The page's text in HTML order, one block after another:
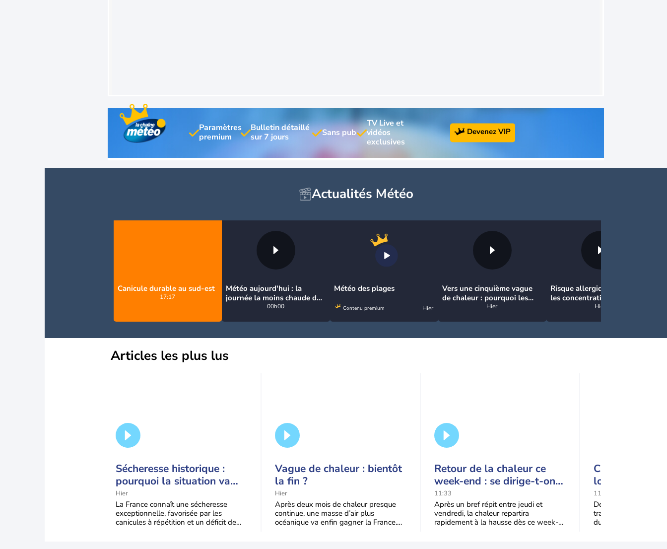
Paramètres
Bulletin détaillé
TV Live et
vidéos
Devenez VIP
Actualités Météo
Canicule durable au sud-est
17:17
Météo aujourd'hui : la
journée la moins chaude de
la semaine, excepté près de
00h00
Météo des plages
Contenu premium Hier
Vers une cinquième vague
de chaleur : pourquoi les
fortes chaleurs vont
Hier
Risque allergique ce jeudi :
les concentrations
polliniques restent élevées
Hier
Articles les plus lus
Sécheresse historique :
pourquoi la situation va
encore s'aggraver jusqu'à
la mi-août
Hier
La France connaît une sécheresse
exceptionnelle, favorisée par les
canicules à répétition et un déficit de
Vague de chaleur : bientôt
la fin ?
Hier
Après deux mois de chaleur presque
continue, une masse d’air plus
océanique va enfin gagner la France.
Retour de la chaleur ce
week-end : se dirige-t-on
vers une cinquième vague
de chaleur en France ?
11:33
Après un bref répit entre jeudi et
vendredi, la chaleur repartira
rapidement à la hausse dès ce week-
Canicules à
lourdes
la France
11:51
Depuis le mois de
traverse un été
durée et son